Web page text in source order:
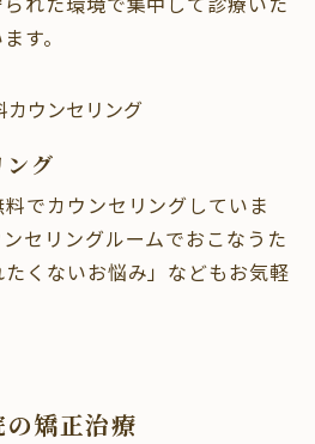
す。
グ
でカウンセリングしていま
セリングルームでおこなうた
くないお悩み」などもお気軽
の矯正治療